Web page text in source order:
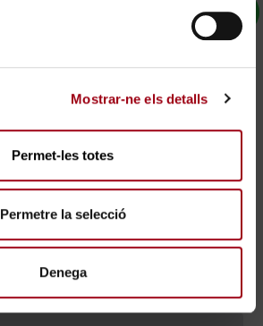
Mostrar-ne els detalls
Permet-les totes
Permetre la selecció
Denega